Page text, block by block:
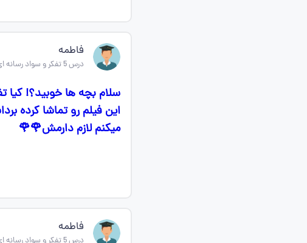
فاطمه
درس 5 تفکر و سواد رسانه ای
سلام بچه ها خوبید؟!
این فیلم رو تماشا کرده
میکنم لازم دارمش🌹🌹
فاطمه